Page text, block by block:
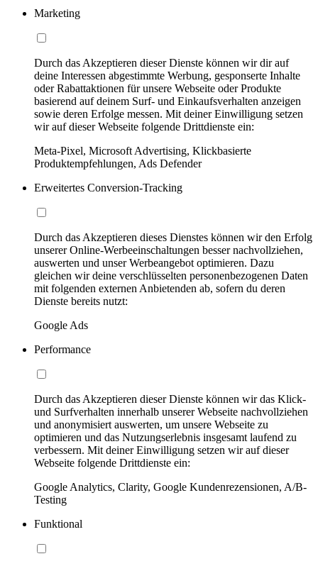
Marketing
Durch das Akzeptieren dieser Dienste können wir dir auf
deine Interessen abgestimmte Werbung, gesponserte Inhalte
oder Rabattaktionen für unsere Webseite oder Produkte
basierend auf deinem Surf- und Einkaufsverhalten anzeigen
sowie deren Erfolge messen. Mit deiner Einwilligung setzen
wir auf dieser Webseite folgende Drittdienste ein:
Meta-Pixel, Microsoft Advertising, Klickbasierte
Produktempfehlungen, Ads Defender
Erweitertes Conversion-Tracking
Durch das Akzeptieren dieses Dienstes können wir den Erfolg
unserer Online-Werbeeinschaltungen besser nachvollziehen,
auswerten und unser Werbeangebot optimieren. Dazu
gleichen wir deine verschlüsselten personenbezogenen Daten
mit folgenden externen Anbietenden ab, sofern du deren
Dienste bereits nutzt:
Google Ads
Performance
Durch das Akzeptieren dieser Dienste können wir das Klick-
und Surfverhalten innerhalb unserer Webseite nachvollziehen
und anonymisiert auswerten, um unsere Webseite zu
optimieren und das Nutzungserlebnis insgesamt laufend zu
verbessern. Mit deiner Einwilligung setzen wir auf dieser
Webseite folgende Drittdienste ein:
Google Analytics, Clarity, Google Kundenrezensionen, A/B-
Testing
Funktional